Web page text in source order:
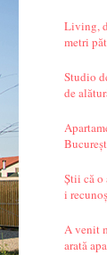
Living,
metri
care te
nordice.
Studio
de
Știi că o
i
A venit
arată